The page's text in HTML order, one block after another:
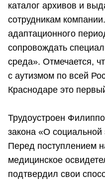
каталог архивов и
сотрудникам
адаптационного
сопровождать
среда». Отмечается,
с аутизмом по всей
Краснодаре это
Трудоустроен
закона «О
Перед поступлением
медицинское
подтвердил свои